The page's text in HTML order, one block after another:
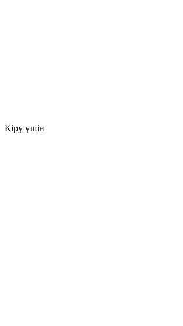
Кіру үшін